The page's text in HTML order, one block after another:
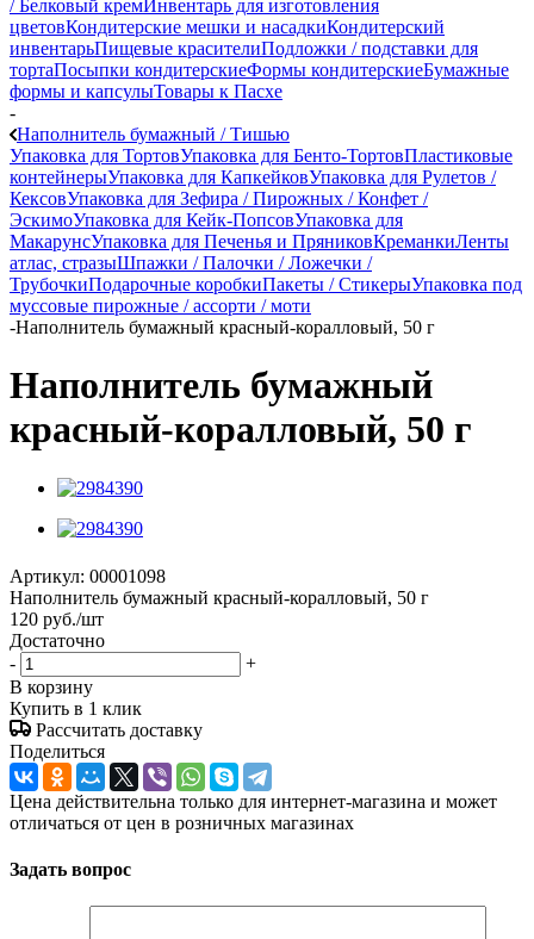
/ Белковый кремИнвентарь для изготовления
цветовКондитерские мешки и насадкиКондитерский
инвентарьПищевые красителиПодложки / подставки для
тортаПосыпки кондитерскиеФормы кондитерскиеБумажные
формы и капсулыТовары к Пасхе
-
Наполнитель бумажный / Тишью
Упаковка для ТортовУпаковка для Бенто-ТортовПластиковые
контейнерыУпаковка для КапкейковУпаковка для Рулетов /
КексовУпаковка для Зефира / Пирожных / Конфет /
ЭскимоУпаковка для Кейк-ПопсовУпаковка для
МакарунсУпаковка для Печенья и ПряниковКреманкиЛенты
атлас, стразыШпажки / Палочки / Ложечки /
ТрубочкиПодарочные коробкиПакеты / СтикерыУпаковка под
муссовые пирожные / ассорти / моти
-Наполнитель бумажный красный-коралловый, 50 г
Наполнитель бумажный
красный-коралловый, 50 г
Артикул: 00001098
Наполнитель бумажный красный-коралловый, 50 г
120 руб./шт
Достаточно
-
+
В корзину
Купить в 1 клик
Рассчитать доставку
Поделиться
Цена действительна только для интернет-магазина и может
отличаться от цен в розничных магазинах
Задать вопрос